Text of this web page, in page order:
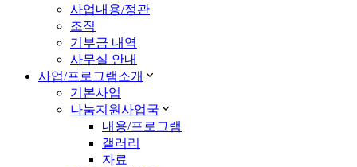
사업내용/정관
조직
기부금 내역
사무실 안내
사업/프로그램소개
기본사업
나눔지원사업국
내용/프로그램
갤러리
자료